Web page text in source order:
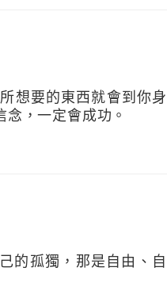
想要的東西就會到你身
，一定會成功。
的孤獨，那是自由、自